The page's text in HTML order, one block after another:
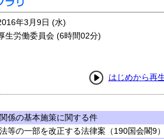
年3月9日 (水)
生労働委員会 (6時間02分)
はじめから再
係の基本施策に関する件
等の一部を改正する法律案（190国会閣9